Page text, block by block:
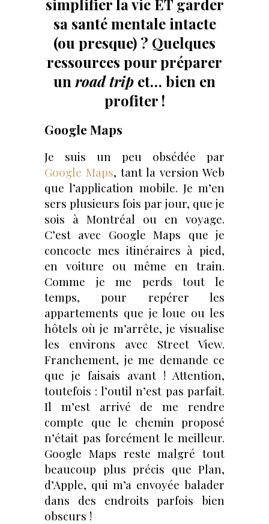
simplifier la vie ET garder
sa santé mentale intacte
(ou presque) ? Quelques
ressources pour préparer
un road trip et… bien en
profiter !
Google Maps
Je suis un peu obsédée par
Google Maps, tant la version Web
que l’application mobile. Je m’en
sers plusieurs fois par jour, que je
sois à Montréal ou en voyage.
C’est avec Google Maps que je
concocte mes itinéraires à pied,
en voiture ou même en train.
Comme je me perds tout le
temps, pour repérer les
appartements que je loue ou les
hôtels où je m’arrête, je visualise
les environs avec Street View.
Franchement, je me demande ce
que je faisais avant ! Attention,
toutefois : l’outil n’est pas parfait.
Il m’est arrivé de me rendre
compte que le chemin proposé
n’était pas forcément le meilleur.
Google Maps reste malgré tout
beaucoup plus précis que Plan,
d’Apple, qui m’a envoyée balader
dans des endroits parfois bien
obscurs !